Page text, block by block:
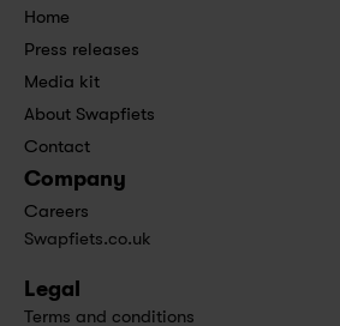
Home
Press releases
Media kit
About Swapfiets
Contact
Company
Careers
Swapfiets.co.uk
Legal
Terms and conditions